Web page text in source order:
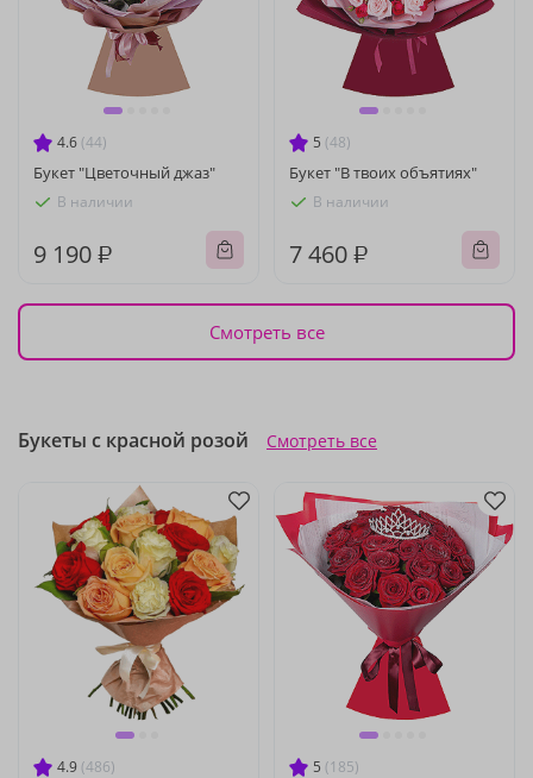
4.6 (44)
Букет "Цветочный джаз"
В наличии
9 190 ₽
5 (48)
Букет "В твоих объятиях"
В наличии
7 460 ₽
Смотреть все
Букеты с красной розой Смотреть все
4.9 (486) 5 (185)